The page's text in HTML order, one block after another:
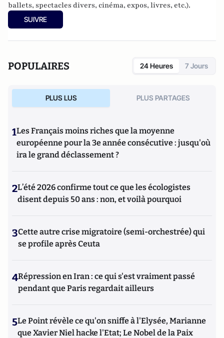
ballets, spectacles divers, cinéma, expos, livres, etc.).
SUIVRE
POPULAIRES 24 Heures 7 Jours
PLUS LUS PLUS PARTAGES
1Les Français moins riches que la moyenne
européenne pour la 3e année consécutive : jusqu'où
ira le grand déclassement ?
2L’été 2026 confirme tout ce que les écologistes
disent depuis 50 ans : non, et voilà pourquoi
3Cette autre crise migratoire (semi-orchestrée) qui
se profile après Ceuta
4Répression en Iran : ce qui s'est vraiment passé
pendant que Paris regardait ailleurs
5Le Point révèle ce qu'on sniffe à l'Elysée, Marianne
que Xavier Niel hacke l'Etat; Le Nobel de la Paix